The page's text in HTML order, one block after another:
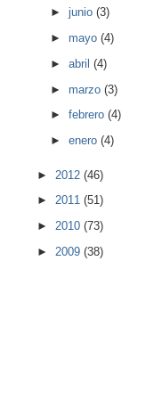
►junio(3)
►mayo(4)
►abril(4)
►marzo(3)
►febrero(4)
►enero(4)
► 2012 (46)
► 2011 (51)
► 2010 (73)
► 2009 (38)